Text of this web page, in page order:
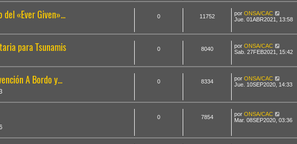
del «Ever Given»... 0 11752 por ONSA/CAC
Jue. 01ABR2021, 13:58
para Tsunamis 0 8040 por ONSA/CAC
Sab. 27FEB2021, 15:42
A Bordo y... 0 8334 por ONSA/CAC
Jue. 10SEP2020, 14:33
0 7854 por ONSA/CAC
Mar. 08SEP2020, 03:36